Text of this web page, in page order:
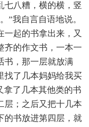
七八糟，横的横，竖
”我自言自语地说。
一起的书拿出来，又
齐的作文书，一本一
书，那一层就放满
找了几本妈妈给我买
拿了几本其他类的书
层；之后又把十几本
的书放进第四层，就